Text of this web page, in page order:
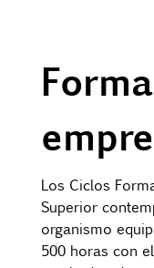
Los Ciclos
Superior
organismo
500 horas con